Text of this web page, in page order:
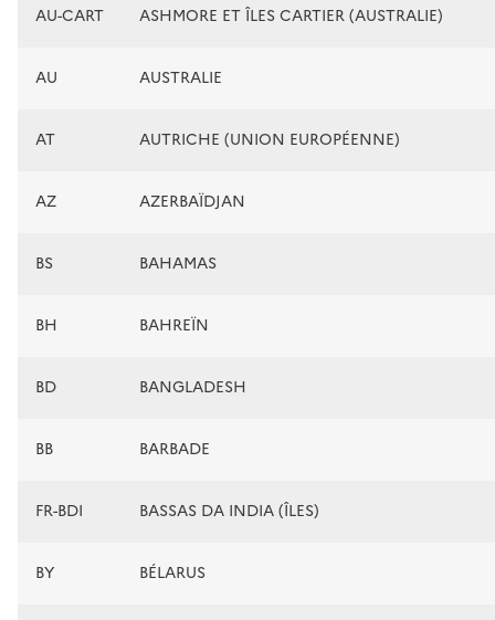
AU-CART ASHMORE ET ÎLES CARTIER (AUSTRALIE)
AU AUSTRALIE
AT AUTRICHE (UNION EUROPÉENNE)
AZ AZERBAÏDJAN
BS BAHAMAS
BH BAHREÏN
BD BANGLADESH
BB BARBADE
FR-BDI BASSAS DA INDIA (ÎLES)
BY BÉLARUS